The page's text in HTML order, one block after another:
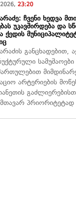
23:20
ჩვენი ხედვა
უკავშირდება და
ქედის
განცხადებით,
სამუშაოები
არტერიების
პრიორიტეტად